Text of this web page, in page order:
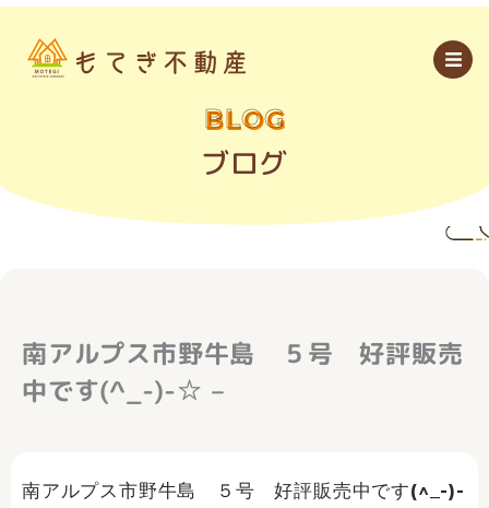
内
BLOG
ブログ
南アルプス市野牛島 ５号 好評販売
中です(^_-)-☆ –
南アルプス市野牛島 ５号 好評販売中です(^_-)-